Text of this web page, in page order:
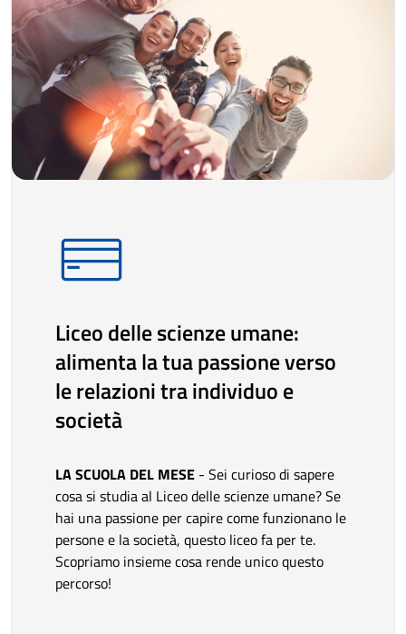
Liceo delle scienze umane:
alimenta la tua passione verso
le relazioni tra individuo e
società
LA SCUOLA DEL MESE - Sei curioso di sapere
cosa si studia al Liceo delle scienze umane? Se
hai una passione per capire come funzionano le
persone e la società, questo liceo fa per te.
Scopriamo insieme cosa rende unico questo
percorso!